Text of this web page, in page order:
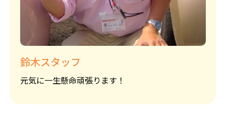
鈴木スタッフ
元気に一生懸命頑張ります！